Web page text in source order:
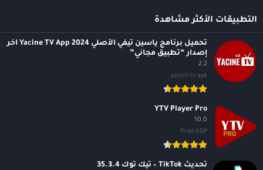
التطبيقات الأكثر مشاهدة
تحميل برنامج ياسين تيفي الأصلي 2024 Yacine TV App آخر
إصدار “تطبيق مجاني”
2.2
yassin tv apk
YTV Player Pro
10.0
Prod ADP
تحديث TikTok – تيك توك 35.3.4